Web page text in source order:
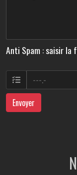
Anti Spam : saisir la
Envoyer